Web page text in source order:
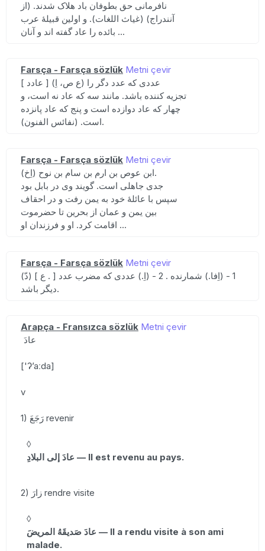
نافرمانی حق بطوفان باد هلاک شدند. (از
آنندراج) (غیاث اللغات). و اولین قبیلهٔ عرب
بائده را عاد گفته اند و آنان ...
Farsça - Farsça sözlük Metni çevir
[ عادد ] (ع ص، اِ) عددی که عدد دگر را
تجزیه کننده باشد. مانند سه که عاد نه است، و
چهار که عاد دوازده است و پنج که عاد پانزده
است. (نفائس الفنون).
Farsça - Farsça sözlük Metni çevir
(اِخ) ابن عوص بن ارم بن سام بن نوح.
جدی جاهلی است. گویند وی در بابل بود
سپس با عائلهٔ خود به یمن رفت و در احقاف
بین یمن و عمان از بحرین تا حضرموت
اقامت کرد. او و فرزندان او ...
Farsça - Farsça sözlük Metni çevir
(دّ) [ ع . ] 1 - (اِفا.) شمارنده . 2 - (اِ.) عددی که مضرب عدد
دیگر باشد.
Arapça - Fransızca sözlük Metni çevir
عادَ
['ʔʼaːda]
v
1) رَجَعَ revenir
◊
عادَ إلى البلادِ — Il est revenu au pays.
2) زارَ rendre visite
◊
عادَ صَديقَهُ المريضَ — Il a rendu visite à son ami
malade.